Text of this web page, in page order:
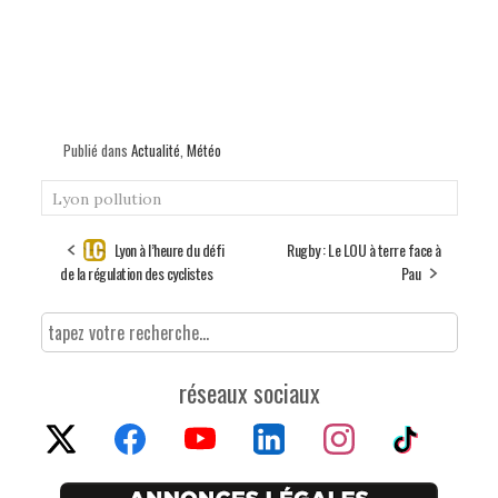
Publié dans Actualité, Météo
Lyon pollution
Lyon à l’heure du défi
de la régulation des cyclistes
Rugby : Le LOU à terre face à
Pau
réseaux sociaux